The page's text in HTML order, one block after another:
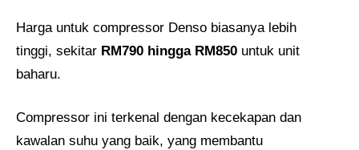
Harga untuk compressor Denso biasanya lebih
tinggi, sekitar RM790 hingga RM850 untuk unit
baharu.
Compressor ini terkenal dengan kecekapan dan
kawalan suhu yang baik, yang membantu